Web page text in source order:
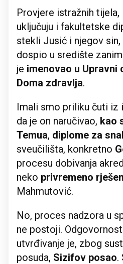
Provjere istražnih
uključuju i fakultetske
stekli Jusić i njegov
dospio u središte
je imenovao u Upravni
Doma zdravlja.
Imali smo priliku čuti iz
da je on naručivao, kao
Temua, diplome za
sveučilišta, konkretno
procesu dobivanja
neko privremeno
Mahmutović.
No, proces nadzora u
ne postoji.
utvrđivanje je, zbog
posuda, Sizifov posao.